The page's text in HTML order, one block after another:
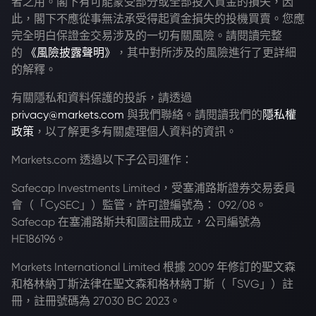
此，閣下不應從事無法承受得起資金損失的投機買賣。您應
完全明白保證金交易涉及的一切有關風險。請閱讀完整
的
《風險披露聲明》
，其中對所涉及的風險進行了更詳細
的解釋。
有關隱私和資料保護的投訴，請透過
privacy@markets.com 與我們聯絡。請閱讀我們的 隱私權
政策 ，以了解更多有關處理個人資料的資訊。
Markets.com 透過以下子公司運作：
Safecap Investments Limited，受塞浦路斯證券交易委員
會（「CySEC」）監管，許可證編號為： 092/08。
Safecap 在塞浦路斯共和國註冊成立，公司編號為
HE186196。
Markets International Limited 根據 2009 年修訂的聖文森
和格林納丁斯法律在聖文森和格林納丁斯（「SVG」）註
冊，註冊號碼為 27030 BC 2023。